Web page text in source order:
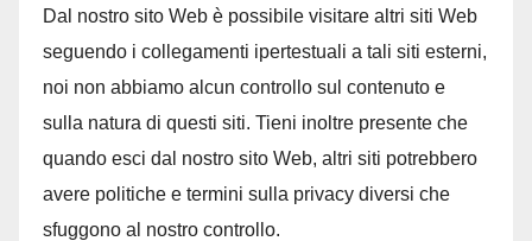
Dal nostro sito Web è possibile visitare altri siti Web
seguendo i collegamenti ipertestuali a tali siti esterni,
noi non abbiamo alcun controllo sul contenuto e
sulla natura di questi siti. Tieni inoltre presente che
quando esci dal nostro sito Web, altri siti potrebbero
avere politiche e termini sulla privacy diversi che
sfuggono al nostro controllo.